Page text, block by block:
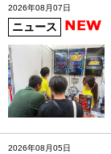
2026年08月07日
ニュース
2026年08月05日